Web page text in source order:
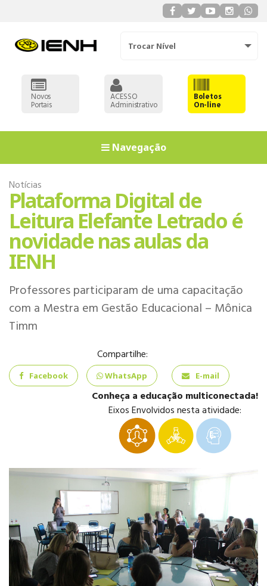
Trocar Nível
Novos
Portais
ACESSO
Administrativo
Boletos
On-line
Navegação
EDUCAÇÃO
INFANTIL
FUNDAMENTAL
EDUCAÇÃO
BILÍNGUE
Notícias
Plataforma Digital de
Leitura Elefante Letrado é
novidade nas aulas da
IENH
Professores participaram de uma capacitação
com a Mestra em Gestão Educacional – Mônica
Timm
Compartilhe:
Facebook WhatsApp E-mail
Conheça a educação multiconectada!
Eixos Envolvidos nesta atividade: